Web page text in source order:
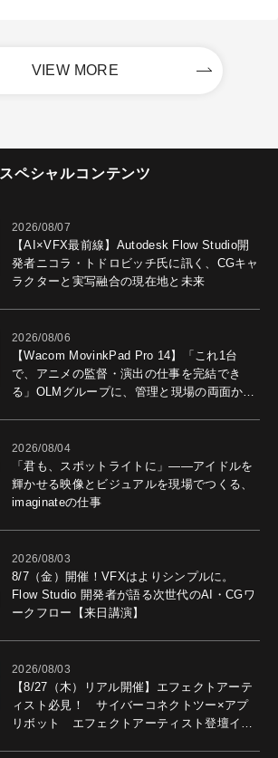
VIEW MORE
スペシャルコンテンツ
2026/08/07
【AI×VFX最前線】Autodesk Flow Studio開
発者ニコラ・トドロビッチ氏に訊く、CGキャ
ラクターと実写融合の現在地と未来
2026/08/06
【Wacom MovinkPad Pro 14】「これ1台
で、アニメの監督・演出の仕事を完結でき
る」OLMグループに、管理と現場の両面から
2026/08/04
「君も、スポットライトに」――アイドルを
輝かせる映像とビジュアルを現場でつくる、
imaginateの仕事
2026/08/03
8/7（金）開催！VFXはよりシンプルに。
Flow Studio 開発者が語る次世代のAI・CGワ
ークフロー【来日講演】
2026/08/03
【8/27（木）リアル開催】エフェクトアーテ
ィスト必見！ サイバーコネクトツー×アプ
リボット エフェクトアーティスト登壇イベ